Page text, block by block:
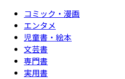
コミック・漫画
エンタメ
児童書・絵本
文芸書
専門書
実用書